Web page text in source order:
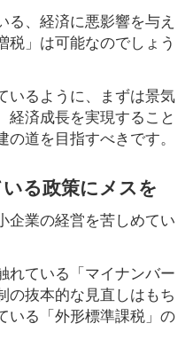
る、経済に悪影響を与え
税」は可能なのでしょう
いるように、まずは景気
経済成長を実現すること
道を目指すべきです。
る政策にメスを
企業の経営を苦しめてい
れている「マイナンバー
の抜本的な見直しはもち
いる「外形標準課税」の